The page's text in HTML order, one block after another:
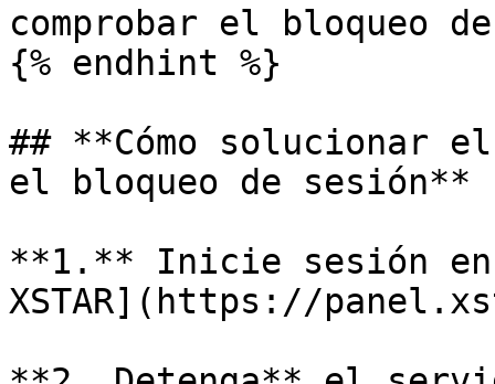
comprobar el bloqueo
{% endhint %}
## **Cómo
el bloqueo de sesión**
**1.** Inicie sesión
XSTAR](https://